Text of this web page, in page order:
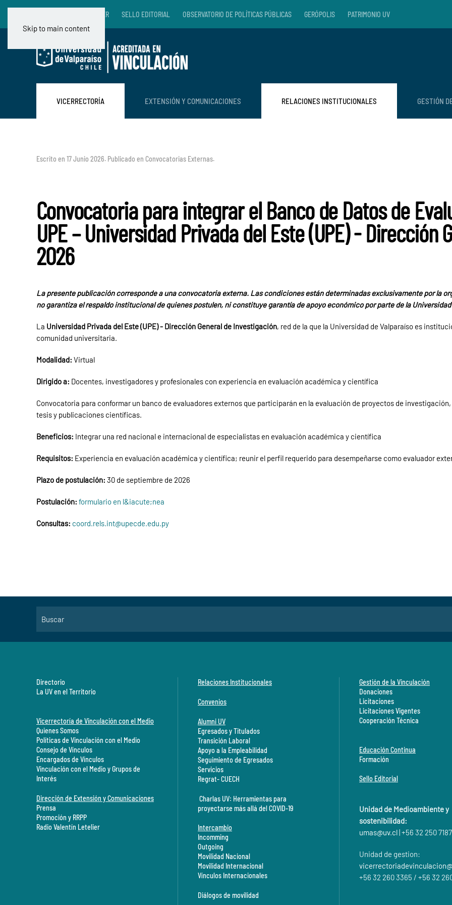
Skip to main content
RADIO VALENTÍN LETELIER SELLO EDITORIAL OBSERVATORIO DE POLÍTICAS PÚBLICAS GERÓPOLIS PATRIMONIO UV
VICERRECTORÍA EXTENSIÓN Y COMUNICACIONES RELACIONES INSTITUCIONALES GESTIÓN
Escrito en 17 Junio 2026. Publicado en Convocatorias Externas.
Convocatoria para integrar el Banco de Datos de
UPE – Universidad Privada del Este (UPE) - Dirección
2026
La presente publicación corresponde a una convocatoria externa. Las condiciones están determinadas exclusivamente por la
no garantiza el respaldo institucional de quienes postulen, ni constituye garantía de apoyo económico por parte de la Universidad
La Universidad Privada del Este (UPE) - Dirección General de Investigación, red de la que la Universidad de Valparaíso es
comunidad universitaria.
Modalidad: Virtual
Dirigido a: Docentes, investigadores y profesionales con experiencia en evaluación académica y científica
Convocatoria para conformar un banco de evaluadores externos que participarán en la evaluación de proyectos de
tesis y publicaciones científicas.
Beneficios: Integrar una red nacional e internacional de especialistas en evaluación académica y científica
Requisitos: Experiencia en evaluación académica y científica; reunir el perfil requerido para desempeñarse como evaluador
Plazo de postulación: 30 de septiembre de 2026
Postulación: formulario en l&iacute;nea
Consultas: coord.rels.int@upecde.edu.py
Directorio
La UV en el Territorio
Vicerrectoría de Vinculación con el Medio
Quienes Somos
Políticas de Vinculación con el Medio
Consejo de Vínculos
Encargados de Vínculos
Vinculación con el Medio y Grupos de
Interés
Dirección de Extensión y Comunicaciones
Prensa
Promoción y RRPP
Radio Valentín Letelier
Relaciones Institucionales
Convenios
Alumni UV
Egresados y Titulados
Transición Laboral
Apoyo a la Empleabilidad
Seguimiento de Egresados
Servicios
Regrat- CUECH
Charlas UV: Herramientas para
proyectarse más allá del COVID-19
Intercambio
Incomming
Outgoing
Movilidad Nacional
Movilidad Internacional
Vínculos Internacionales
Diálogos de movilidad
Gestión de la Vinculación
Donaciones
Licitaciones
Licitaciones Vigentes
Cooperación Técnica
Educación Continua
Formación
Sello Editorial
Unidad de Medioambiente y
sostenibilidad:
umas@uv.cl| +56 32 250 7187
Unidad de gestion:
+56 32 260 3365 / +56 32